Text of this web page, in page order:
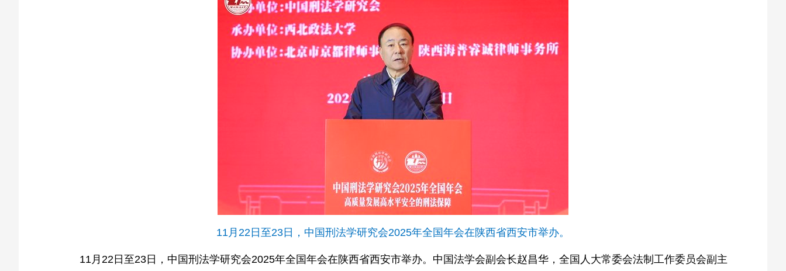
11月22日至23日，中国刑法学研究会2025年全国年会在陕西省西安市举办。
11月22日至23日，中国刑法学研究会2025年全国年会在陕西省西安市举办。中国法学会副会长赵昌华，全国人大常委会法制工作委员会副主